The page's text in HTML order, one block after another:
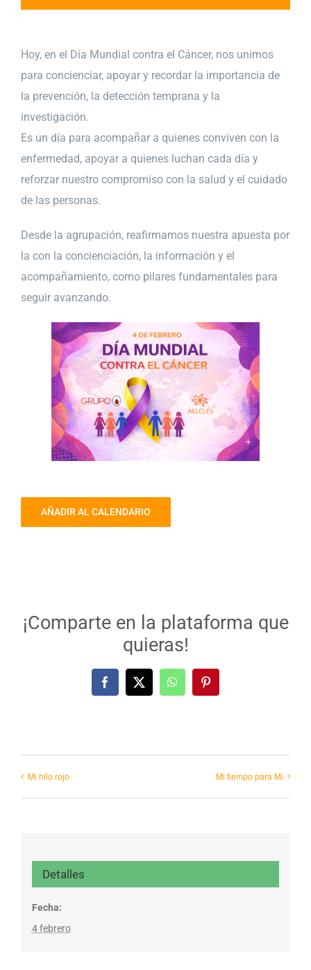
Hoy, en el Día Mundial contra el Cáncer, nos unimos
para concienciar, apoyar y recordar la importancia de
la prevención, la detección temprana y la
investigación.
Es un día para acompañar a quienes conviven con la
enfermedad, apoyar a quienes luchan cada día y
reforzar nuestro compromiso con la salud y el cuidado
de las personas.
Desde la agrupación, reafirmamos nuestra apuesta por
la con la concienciación, la información y el
acompañamiento, como pilares fundamentales para
seguir avanzando.
AÑADIR AL CALENDARIO
¡Comparte en la plataforma que
quieras!
Facebook
X WhatsAppPinterest
Mi hilo rojo Mi tiempo para Mi
Detalles
Fecha:
4 febrero